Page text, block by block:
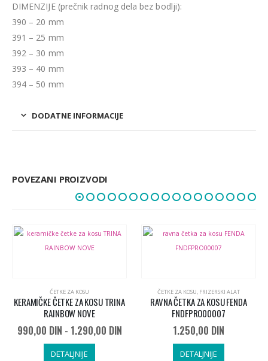
DIMENZIJE (prečnik radnog dela bez bodlji):
390 – 20 mm
391 – 25 mm
392 – 30 mm
393 – 40 mm
394 – 50 mm
DODATNE INFORMACIJE
POVEZANI PROIZVODI
ČETKE ZA KOSU
KERAMIČKE ČETKE ZA KOSU TRINA
RAINBOW NOVE
990,00 DIN - 1.290,00 DIN
DETALJNIJE
ČETKE ZA KOSU, FRIZERSKI ALAT
RAVNA ČETKA ZA KOSU FENDA
FNDFPRO00007
1.250,00 DIN
DETALJNIJE